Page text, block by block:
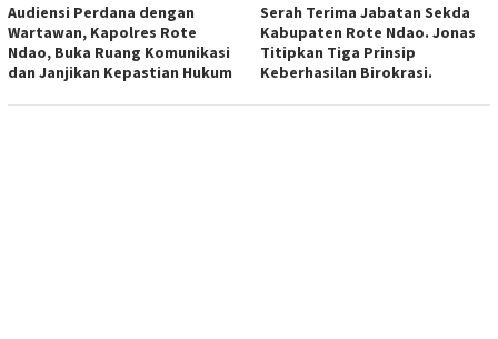
Audiensi Perdana dengan
Wartawan, Kapolres Rote
Ndao, Buka Ruang Komunikasi
dan Janjikan Kepastian Hukum
Serah Terima Jabatan Sekda
Kabupaten Rote Ndao. Jonas
Titipkan Tiga Prinsip
Keberhasilan Birokrasi.